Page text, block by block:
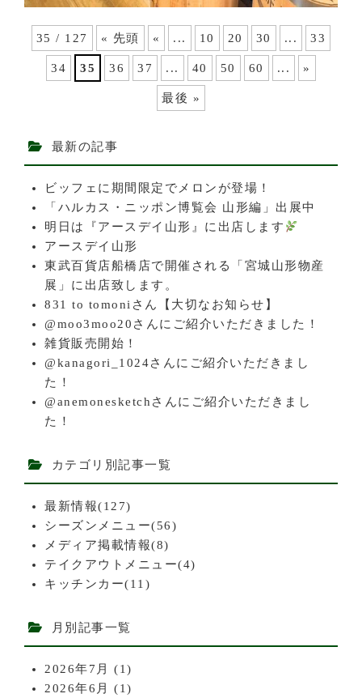
35 / 127 « 先頭 « ... 10 20 30 ... 33
34 35 36 37 ... 40 50 60 ... »
最後 »
最新の記事
ビッフェに期間限定でメロンが登場！
「ハルカス・ニッポン博覧会 山形編」出展中
明日は『アースデイ山形』に出店します
アースデイ山形
東武百貨店船橋店で開催される「宮城山形物産
展」に出店致します。
831 to tomoniさん【大切なお知らせ】
@moo3moo20さんにご紹介いただきました！
雑貨販売開始！
@kanagori_1024さんにご紹介いただきまし
た！
@anemonesketchさんにご紹介いただきまし
た！
カテゴリ別記事一覧
最新情報(127)
シーズンメニュー(56)
メディア掲載情報(8)
テイクアウトメニュー(4)
キッチンカー(11)
月別記事一覧
2026年7月
(1)
2026年6月
(1)